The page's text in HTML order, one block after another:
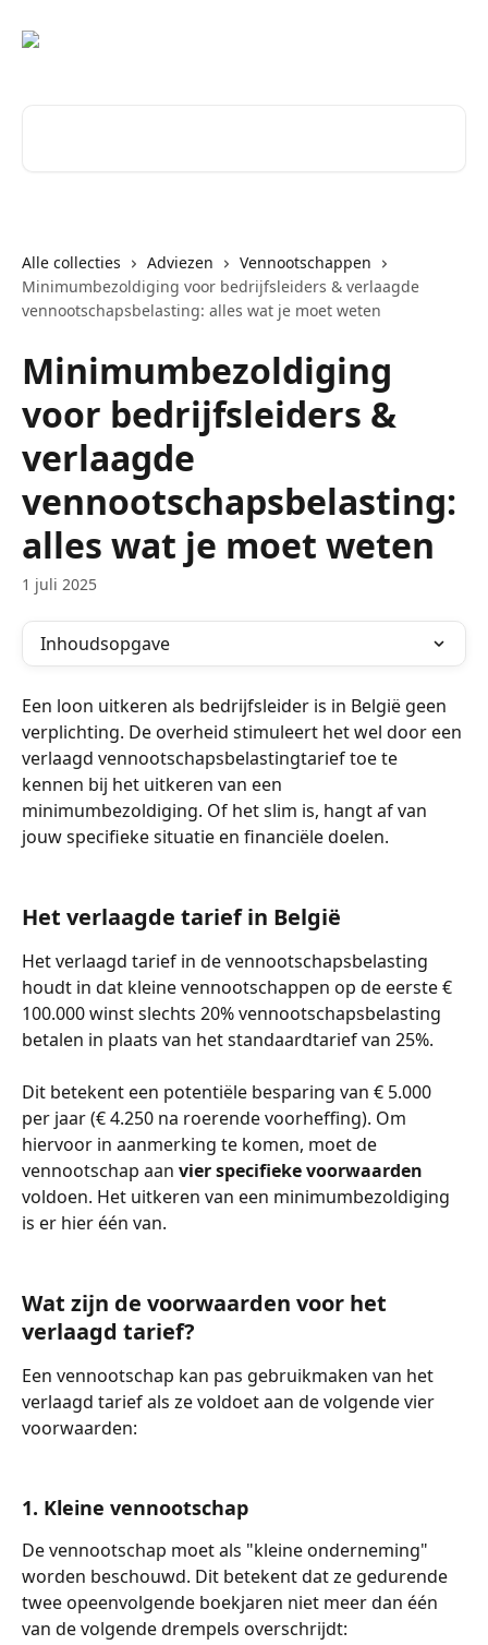
Alle collecties Adviezen
Vennootschappen
Minimumbezoldiging voor bedrijfsleiders & verlaagde
vennootschapsbelasting: alles wat je moet weten
Minimumbezoldiging
voor bedrijfsleiders &
verlaagde
vennootschapsbelasting:
alles wat je moet weten
1 juli 2025
Inhoudsopgave
Een loon uitkeren als bedrijfsleider is in België geen
verplichting. De overheid stimuleert het wel door een
verlaagd vennootschapsbelastingtarief toe te
kennen bij het uitkeren van een
minimumbezoldiging. Of het slim is, hangt af van
jouw specifieke situatie en financiële doelen.
Het verlaagde tarief in België
Het verlaagd tarief in de vennootschapsbelasting
houdt in dat kleine vennootschappen op de eerste €
100.000 winst slechts 20% vennootschapsbelasting
betalen in plaats van het standaardtarief van 25%.
Dit betekent een potentiële besparing van € 5.000
per jaar (€ 4.250 na roerende voorheffing). Om
hiervoor in aanmerking te komen, moet de
vennootschap aan vier specifieke voorwaarden
voldoen. Het uitkeren van een minimumbezoldiging
is er hier één van.
Wat zijn de voorwaarden voor het
verlaagd tarief?
Een vennootschap kan pas gebruikmaken van het
verlaagd tarief als ze voldoet aan de volgende vier
voorwaarden:
1. Kleine vennootschap
De vennootschap moet als "kleine onderneming"
worden beschouwd. Dit betekent dat ze gedurende
twee opeenvolgende boekjaren niet meer dan één
van de volgende drempels overschrijdt: